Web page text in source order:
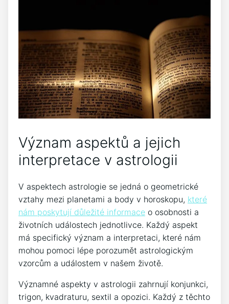
Význam aspektů a jejich
interpretace v astrologii
V aspektech astrologie se jedná o geometrické
vztahy mezi planetami a body v horoskopu, které
nám poskytují důležité informace o osobnosti a
životních událostech jednotlivce. Každý aspekt
má specifický význam a interpretaci, které nám
mohou pomoci lépe porozumět astrologickým
vzorcům a událostem v našem životě.
Významné aspekty v astrologii zahrnují konjunkci,
trigon, kvadraturu, sextil a opozici. Každý z těchto